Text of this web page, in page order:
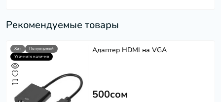
Рекомендуемые товары
Хит
Популярный
Уточните наличие
Адаптер HDMI на VGA
500сом